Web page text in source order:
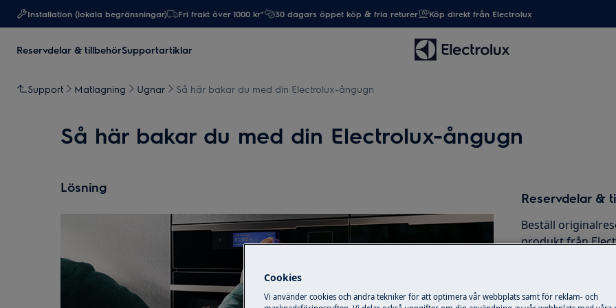
Installation (lokala begränsningar) Fri frakt över 1000 kr* 30 dagars öppet köp & fria returer Köp direkt från Electrolux
Reservdelar & tillbehörSupportartiklar
Support Matlagning Ugnar Så här bakar du med din Electrolux-ångugn
Så här bakar du med din Electrolux-ångugn
Lösning
Reservdelar &
Beställ
produkt från
Till webbshop
Cookies
Vi använder cookies och andra tekniker för att optimera vår webbplats samt för reklam- och